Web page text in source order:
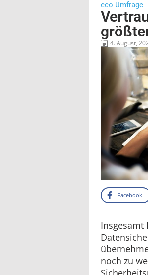
eco Umfrage
4. August,
Facebook
Insgesamt
noch zu